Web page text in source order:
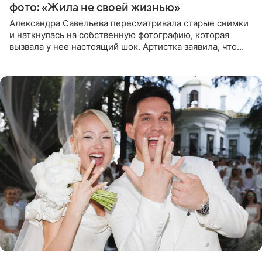
фото: «Жила не своей жизнью»
Александра Савельева пересматривала старые снимки
и наткнулась на собственную фотографию, которая
вызвала у нее настоящий шок. Артистка заявила, что